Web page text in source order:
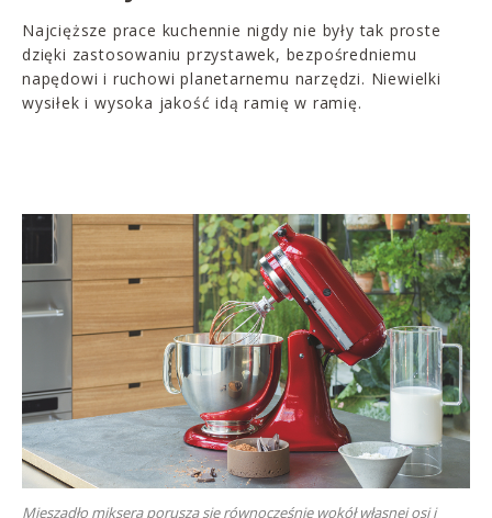
Najcięższe prace kuchennie nigdy nie były tak proste
dzięki zastosowaniu przystawek, bezpośredniemu
napędowi i ruchowi planetarnemu narzędzi. Niewielki
wysiłek i wysoka jakość idą ramię w ramię.
Mieszadło miksera porusza się równocześnie wokół własnej osi i